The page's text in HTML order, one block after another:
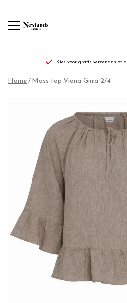
Kies voor gratis verzenden of
Moss
Viana
Ginia
Newlands
Casuals
Home Moss top Viana Ginia 2/4